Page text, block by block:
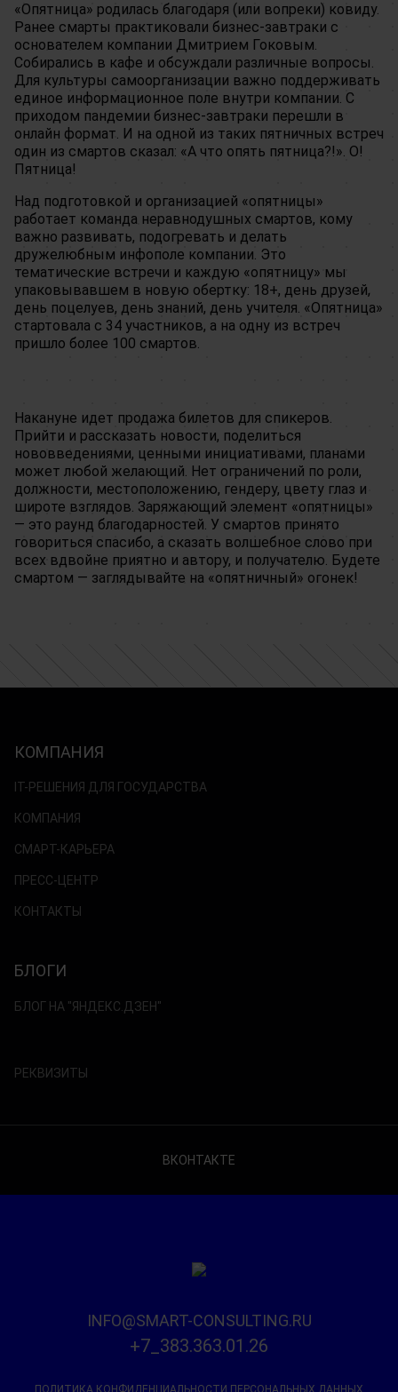
«Опятница» родилась благодаря (или вопреки) ковиду.
Ранее смарты практиковали бизнес-завтраки с
основателем компании Дмитрием Гоковым.
Собирались в кафе и обсуждали различные вопросы.
Для культуры самоорганизации важно поддерживать
единое информационное поле внутри компании. С
приходом пандемии бизнес-завтраки перешли в
онлайн формат. И на одной из таких пятничных встреч
один из смартов сказал: «А что опять пятница?!». О!
Пятница!
Над подготовкой и организацией «опятницы»
работает команда неравнодушных смартов, кому
важно развивать, подогревать и делать
дружелюбным инфополе компании. Это
тематические встречи и каждую «опятницу» мы
упаковывавшем в новую обертку: 18+, день друзей,
день поцелуев, день знаний, день учителя. «Опятница»
стартовала с 34 участников, а на одну из встреч
пришло более 100 смартов.
Накануне идет продажа билетов для спикеров.
Прийти и рассказать новости, поделиться
нововведениями, ценными инициативами, планами
может любой желающий. Нет ограничений по роли,
должности, местоположению, гендеру, цвету глаз и
широте взглядов. Заряжающий элемент «опятницы»
— это раунд благодарностей. У смартов принято
говориться спасибо, а сказать волшебное слово при
всех вдвойне приятно и автору, и получателю. Будете
смартом — заглядывайте на «опятничный» огонек!
INFO@SMART-CONSULTING.RU
+7_383.363.01.26
ПОЛИТИКА КОНФИДЕНЦИАЛЬНОСТИ ПЕРСОНАЛЬНЫХ ДАННЫХ
КОМПАНИЯ
IT-РЕШЕНИЯ ДЛЯ ГОСУДАРСТВА
КОМПАНИЯ
СМАРТ-КАРЬЕРА
ПРЕСС-ЦЕНТР
КОНТАКТЫ
БЛОГИ
БЛОГ НА "ЯНДЕКС.ДЗЕН"
РЕКВИЗИТЫ
ВКОНТАКТЕ